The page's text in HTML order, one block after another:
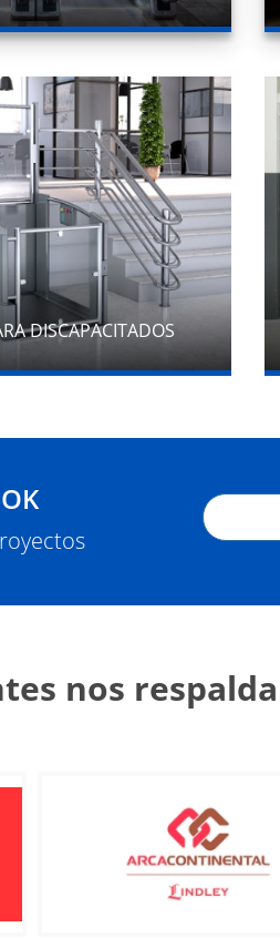
DISCAPACITADOS
nos